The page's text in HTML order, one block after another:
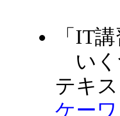
「IT
いく
テキ
ケー